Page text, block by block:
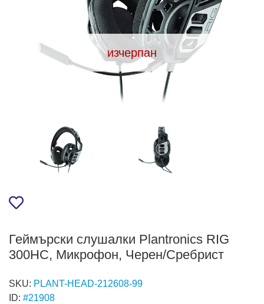
изчерпан
Геймърски слушалки Plantronics RIG
300HC, Микрофон, Черен/Сребрист
SKU: PLANT-HEAD-212608-99
ID: #21908